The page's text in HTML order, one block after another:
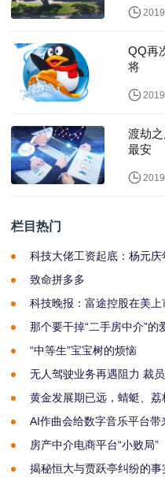
QQ再
将
渡劫
最安
栏目热门
科技大佬工资起底：杨元
致命拼多多
科技晚报：富途控股在美
那个要干掉“二手房中介”的
“中等生”宝宝树的烦恼
无人驾驶业务再遇阻力 裁
黄金发展期已远，蜻蜓、
AI作曲会给数字音乐平台带
房产中介电商平台“小败局”
揭秘恒大与贾跃亭纠纷的